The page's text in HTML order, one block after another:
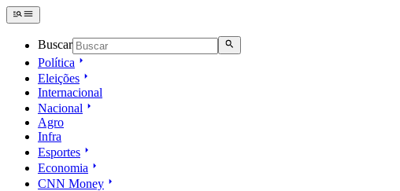
Buscar
Política
Eleições
Internacional
Nacional
Agro
Infra
Esportes
Economia
CNN Money